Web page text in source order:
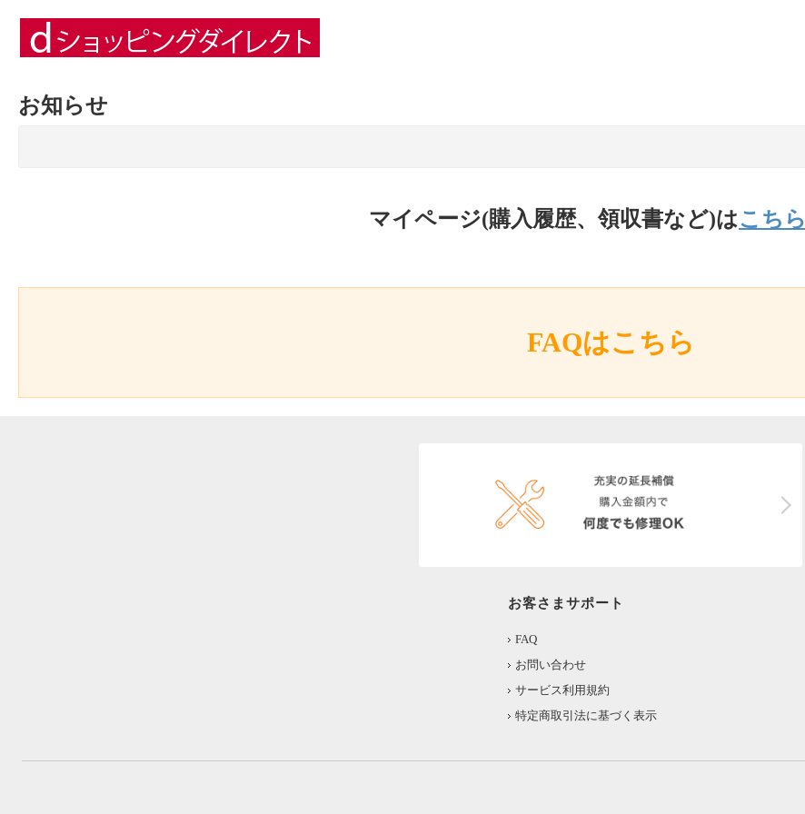
お知らせ
マイページ(購入履歴、領収書など)はこちら
FAQはこちら
お客さまサポート
FAQ
お問い合わせ
サービス利用規約
特定商取引法に基づく表示